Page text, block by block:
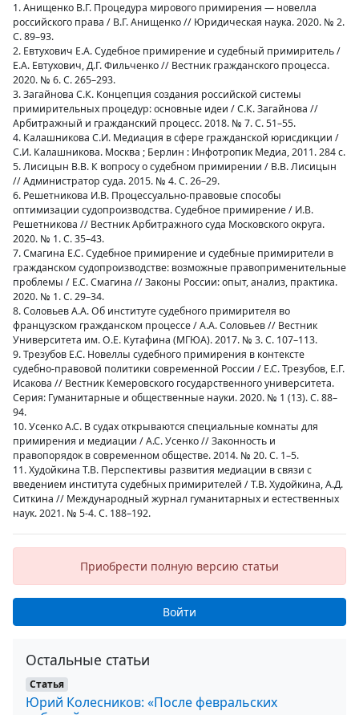
1. Анищенко В.Г. Процедура мирового примирения — новелла
российского права / В.Г. Анищенко // Юридическая наука. 2020. № 2.
С. 89–93.
2. Евтухович Е.А. Судебное примирение и судебный примиритель /
Е.А. Евтухович, Д.Г. Фильченко // Вестник гражданского процесса.
2020. № 6. С. 265–293.
3. Загайнова С.К. Концепция создания российской системы
примирительных процедур: основные идеи / С.К. Загайнова //
Арбитражный и гражданский процесс. 2018. № 7. С. 51–55.
4. Калашникова С.И. Медиация в сфере гражданской юрисдикции /
С.И. Калашникова. Москва ; Берлин : Инфотропик Медиа, 2011. 284 с.
5. Лисицын В.В. К вопросу о судебном примирении / В.В. Лисицын
// Администратор суда. 2015. № 4. С. 26–29.
6. Решетникова И.В. Процессуально-правовые способы
оптимизации судопроизводства. Судебное примирение / И.В.
Решетникова // Вестник Арбитражного суда Московского округа.
2020. № 1. С. 35–43.
7. Смагина Е.С. Судебное примирение и судебные примирители в
гражданском судопроизводстве: возможные правоприменительные
проблемы / Е.С. Смагина // Законы России: опыт, анализ, практика.
2020. № 1. С. 29–34.
8. Соловьев А.А. Об институте судебного примирителя во
французском гражданском процессе / А.А. Соловьев // Вестник
Университета им. О.Е. Кутафина (МГЮА). 2017. № 3. С. 107–113.
9. Трезубов Е.С. Новеллы судебного примирения в контексте
судебно-правовой политики современной России / Е.С. Трезубов, Е.Г.
Исакова // Вестник Кемеровского государственного университета.
Серия: Гуманитарные и общественные науки. 2020. № 1 (13). С. 88–
94.
10. Усенко А.С. В судах открываются специальные комнаты для
примирения и медиации / А.С. Усенко // Законность и
правопорядок в современном обществе. 2014. № 20. С. 1–5.
11. Худойкина Т.В. Перспективы развития медиации в связи с
введением института судебных примирителей / Т.В. Худойкина, А.Д.
Ситкина // Международный журнал гуманитарных и естественных
наук. 2021. № 5-4. С. 188–192.
Приобрести полную версию статьи
Войти
Остальные статьи
Статья
Юрий Колесников: «После февральских